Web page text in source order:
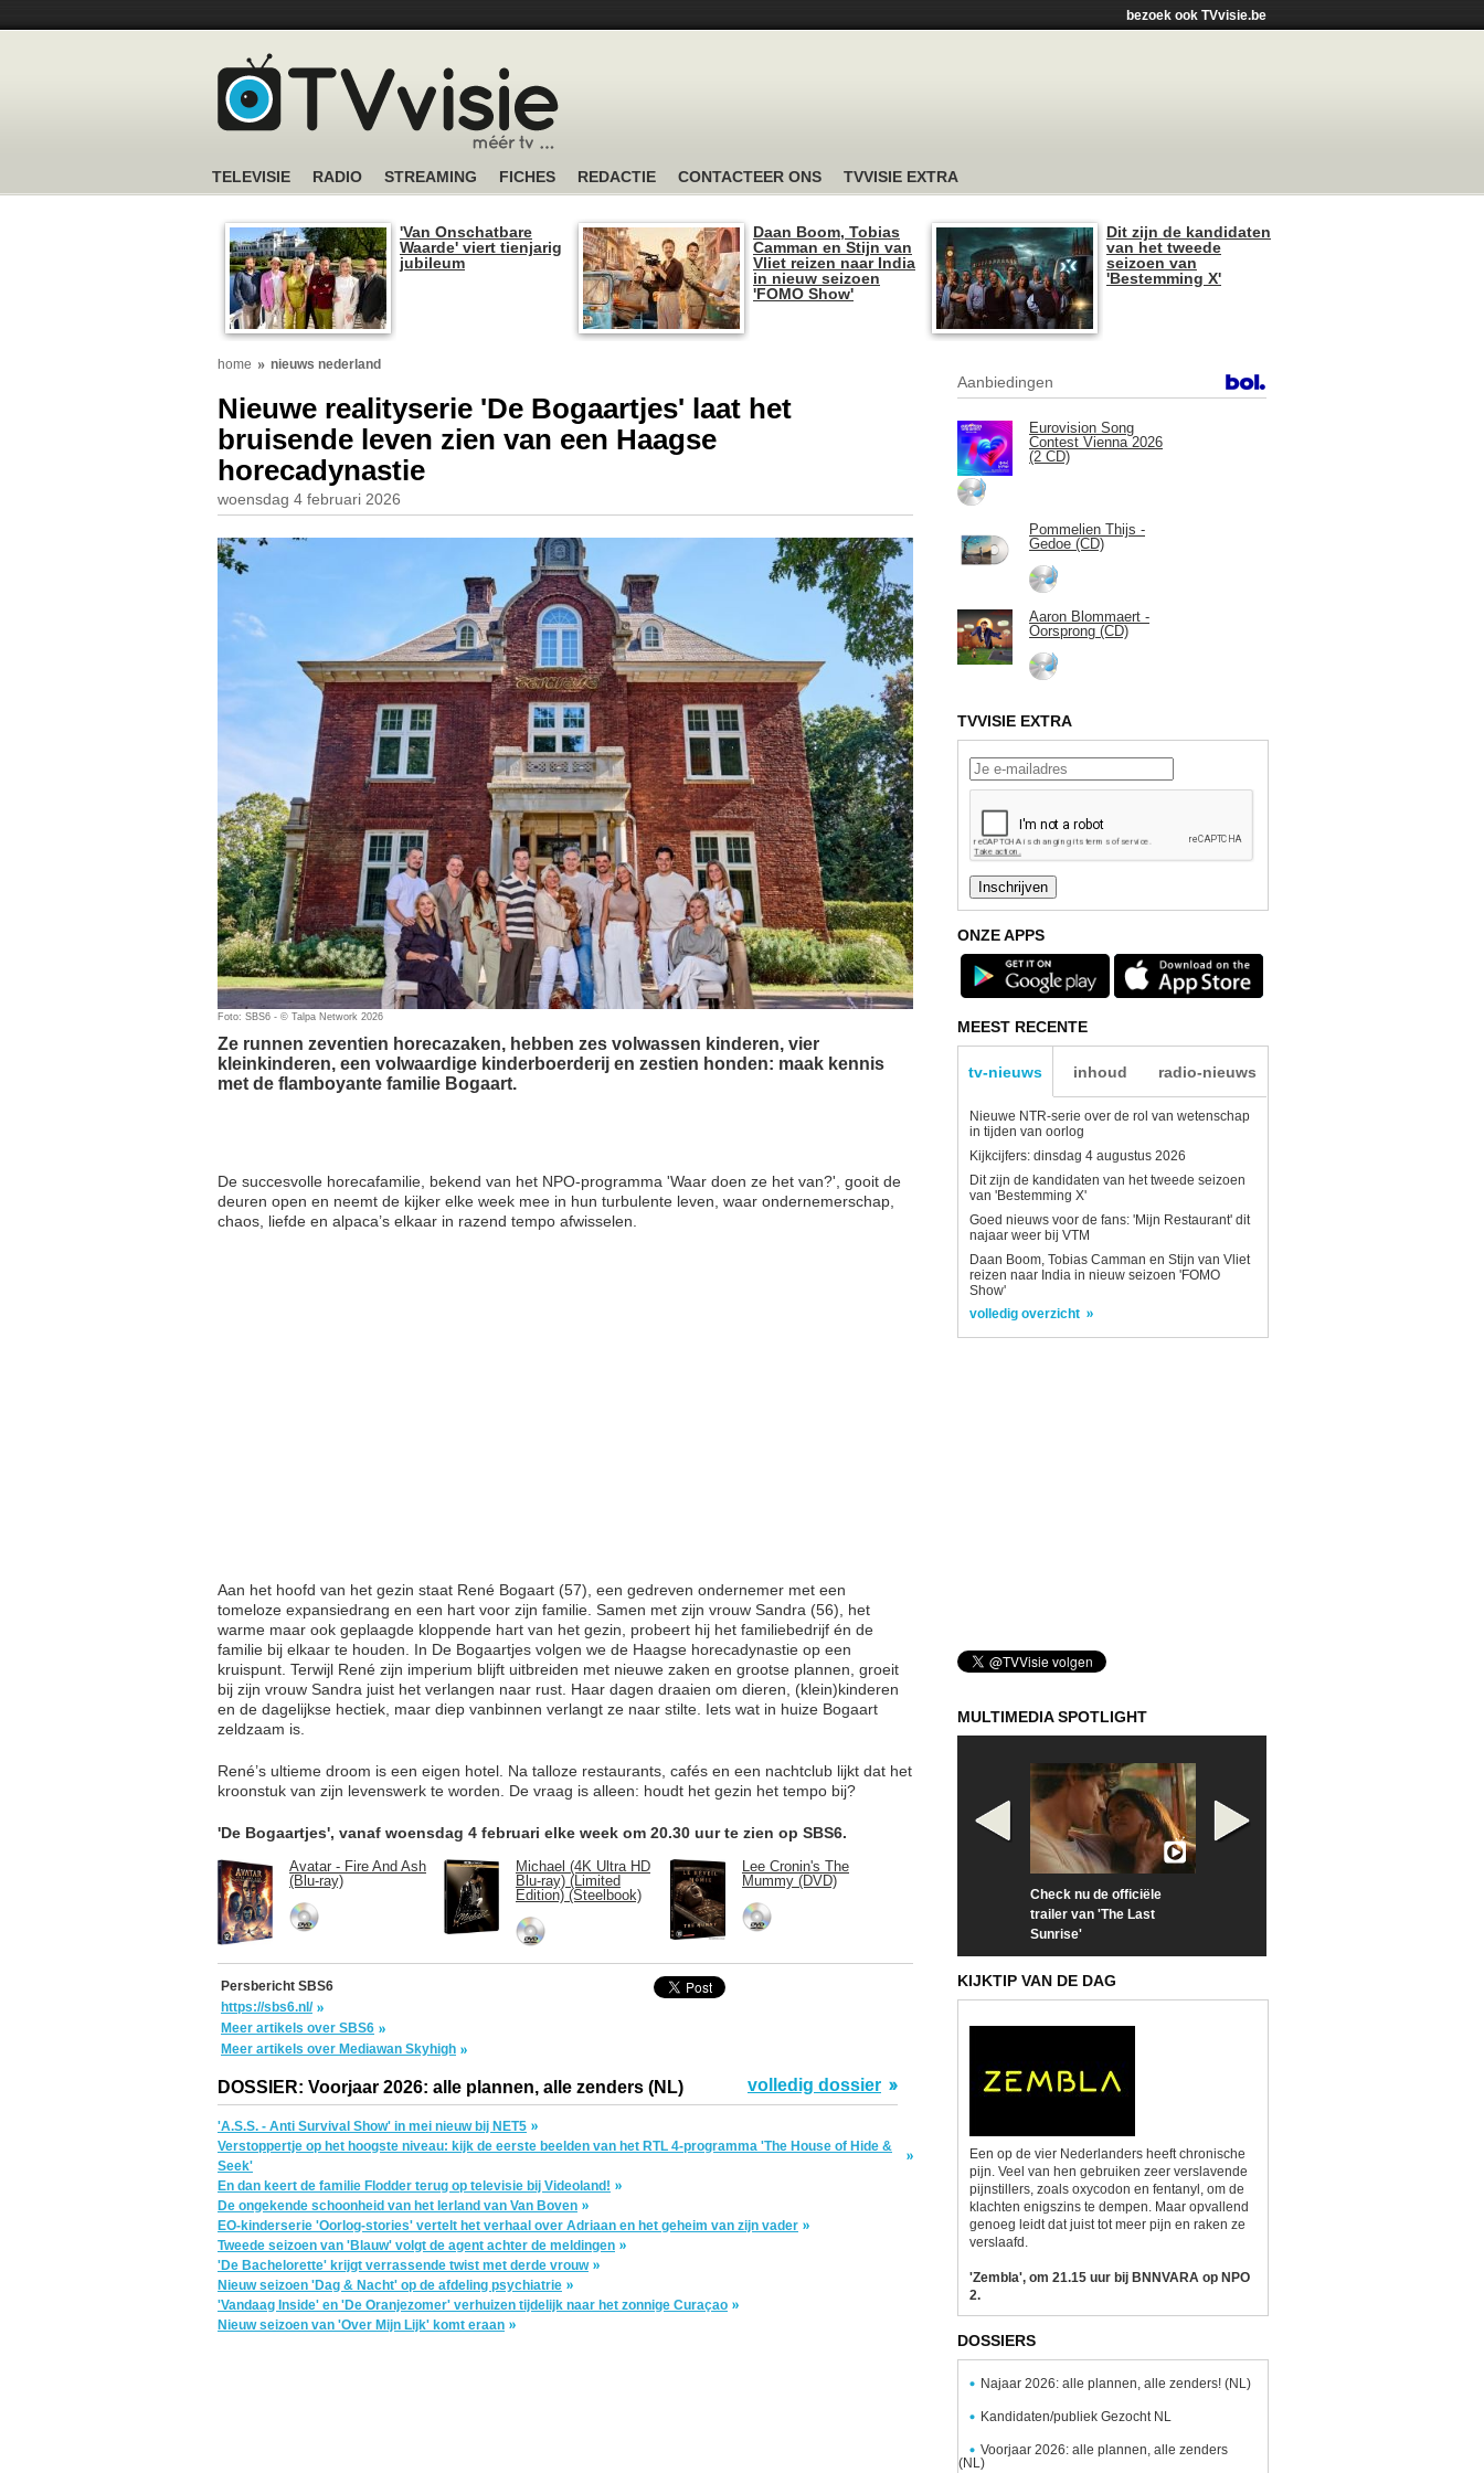
bezoek ook TVvisie.be
TELEVISIE RADIO STREAMING FICHES REDACTIE CONTACTEER ONS TVVISIE EXTRA
'Van Onschatbare
Waarde' viert tienjarig
jubileum
Daan Boom, Tobias
Camman en Stijn van
Vliet reizen naar India
in nieuw seizoen
'FOMO Show'
Dit zijn de kandidaten
van het tweede
seizoen van
'Bestemming X'
home nieuws nederland
Nieuwe realityserie 'De Bogaartjes' laat het
bruisende leven zien van een Haagse
horecadynastie
woensdag 4 februari 2026
Foto: SBS6 - © Talpa Network 2026
Ze runnen zeventien horecazaken, hebben zes volwassen kinderen, vier
kleinkinderen, een volwaardige kinderboerderij en zestien honden: maak kennis
met de flamboyante familie Bogaart.
De succesvolle horecafamilie, bekend van het NPO-programma 'Waar doen ze het van?', gooit de
deuren open en neemt de kijker elke week mee in hun turbulente leven, waar ondernemerschap,
chaos, liefde en alpaca’s elkaar in razend tempo afwisselen.
Aan het hoofd van het gezin staat René Bogaart (57), een gedreven ondernemer met een
tomeloze expansiedrang en een hart voor zijn familie. Samen met zijn vrouw Sandra (56), het
warme maar ook geplaagde kloppende hart van het gezin, probeert hij het familiebedrijf én de
familie bij elkaar te houden. In De Bogaartjes volgen we de Haagse horecadynastie op een
kruispunt. Terwijl René zijn imperium blijft uitbreiden met nieuwe zaken en grootse plannen, groeit
bij zijn vrouw Sandra juist het verlangen naar rust. Haar dagen draaien om dieren, (klein)kinderen
en de dagelijkse hectiek, maar diep vanbinnen verlangt ze naar stilte. Iets wat in huize Bogaart
zeldzaam is.
René’s ultieme droom is een eigen hotel. Na talloze restaurants, cafés en een nachtclub lijkt dat het
kroonstuk van zijn levenswerk te worden. De vraag is alleen: houdt het gezin het tempo bij?
'De Bogaartjes', vanaf woensdag 4 februari elke week om 20.30 uur te zien op SBS6.
Avatar - Fire And Ash
(Blu-ray)
Michael (4K Ultra HD
Blu-ray) (Limited
Edition) (Steelbook)
Lee Cronin's The
Mummy (DVD)
Persbericht SBS6
https://sbs6.nl/
Meer artikels over SBS6
Meer artikels over Mediawan Skyhigh
DOSSIER: Voorjaar 2026: alle plannen, alle zenders (NL) volledig dossier
'A.S.S. - Anti Survival Show' in mei nieuw bij NET5
Verstoppertje op het hoogste niveau: kijk de eerste beelden van het RTL 4-programma 'The House of Hide &
Seek'
En dan keert de familie Flodder terug op televisie bij Videoland!
De ongekende schoonheid van het Ierland van Van Boven
EO-kinderserie 'Oorlog-stories' vertelt het verhaal over Adriaan en het geheim van zijn vader
Tweede seizoen van 'Blauw' volgt de agent achter de meldingen
'De Bachelorette' krijgt verrassende twist met derde vrouw
Nieuw seizoen 'Dag & Nacht' op de afdeling psychiatrie
'Vandaag Inside' en 'De Oranjezomer' verhuizen tijdelijk naar het zonnige Curaçao
Nieuw seizoen van 'Over Mijn Lijk' komt eraan
Aanbiedingen
Eurovision Song
Contest Vienna 2026
(2 CD)
Pommelien Thijs -
Gedoe (CD)
Aaron Blommaert -
Oorsprong (CD)
TVVISIE EXTRA
ONZE APPS
MEEST RECENTE
tv-nieuws inhoud radio-nieuws
Nieuwe NTR-serie over de rol van wetenschap
in tijden van oorlog
Kijkcijfers: dinsdag 4 augustus 2026
Dit zijn de kandidaten van het tweede seizoen
van 'Bestemming X'
Goed nieuws voor de fans: 'Mijn Restaurant' dit
najaar weer bij VTM
Daan Boom, Tobias Camman en Stijn van Vliet
reizen naar India in nieuw seizoen 'FOMO
Show'
volledig overzicht
MULTIMEDIA SPOTLIGHT
Check nu de officiële
trailer van 'The Last
Sunrise'
KIJKTIP VAN DE DAG
Een op de vier Nederlanders heeft chronische
pijn. Veel van hen gebruiken zeer verslavende
pijnstillers, zoals oxycodon en fentanyl, om de
klachten enigszins te dempen. Maar opvallend
genoeg leidt dat juist tot meer pijn en raken ze
verslaafd.
'Zembla', om 21.15 uur bij BNNVARA op NPO
2.
DOSSIERS
Najaar 2026: alle plannen, alle zenders! (NL)
Kandidaten/publiek Gezocht NL
Voorjaar 2026: alle plannen, alle zenders
(NL)